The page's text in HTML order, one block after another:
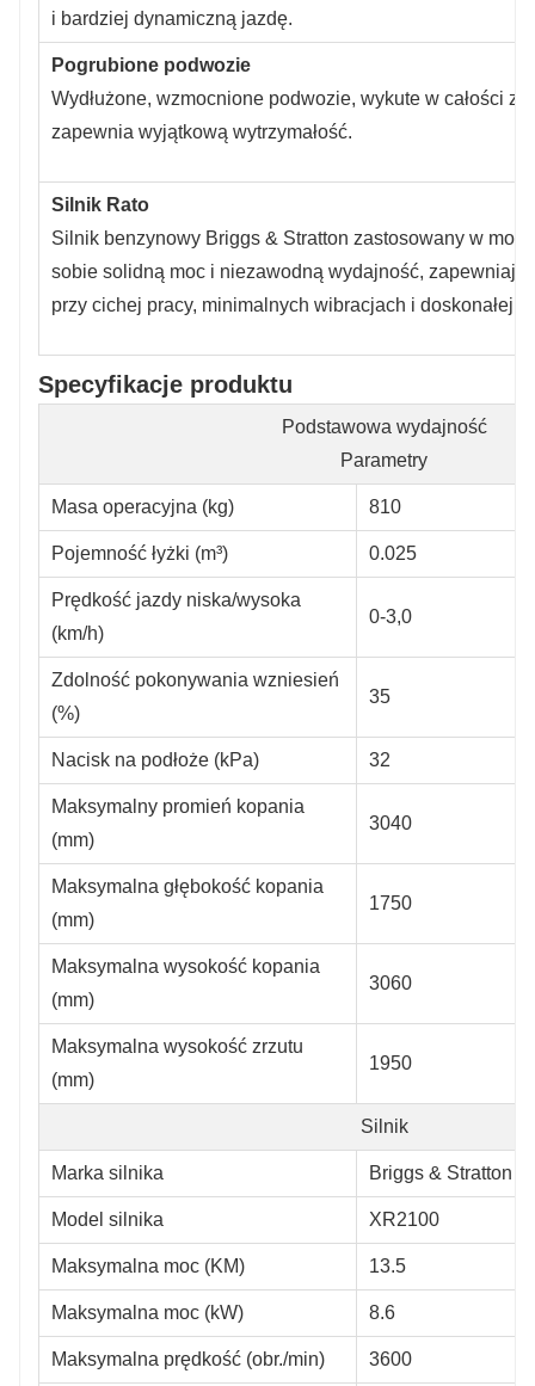
i bardziej dynamiczną jazdę.
Pogrubione podwozie
Wydłużone, wzmocnione podwozie, wykute w całości z
zapewnia wyjątkową wytrzymałość.
Silnik Rato
Silnik benzynowy Briggs & Stratton zastosowany w
sobie solidną moc i niezawodną wydajność,
przy cichej pracy, minimalnych wibracjach i doskonałej
Specyfikacje produktu
Podstawowa wydajność
Parametry
Masa operacyjna (kg) 810
Pojemność łyżki (m³) 0.025
Prędkość jazdy niska/wysoka
(km/h)
0-3,0
Zdolność pokonywania wzniesień
(%)
35
Nacisk na podłoże (kPa) 32
Maksymalny promień kopania
(mm)
3040
Maksymalna głębokość kopania
(mm)
1750
Maksymalna wysokość kopania
(mm)
3060
Maksymalna wysokość zrzutu
(mm)
1950
Silnik
Marka silnika Briggs & Stratton
Model silnika XR2100
Maksymalna moc (KM) 13.5
Maksymalna moc (kW) 8.6
Maksymalna prędkość (obr./min) 3600